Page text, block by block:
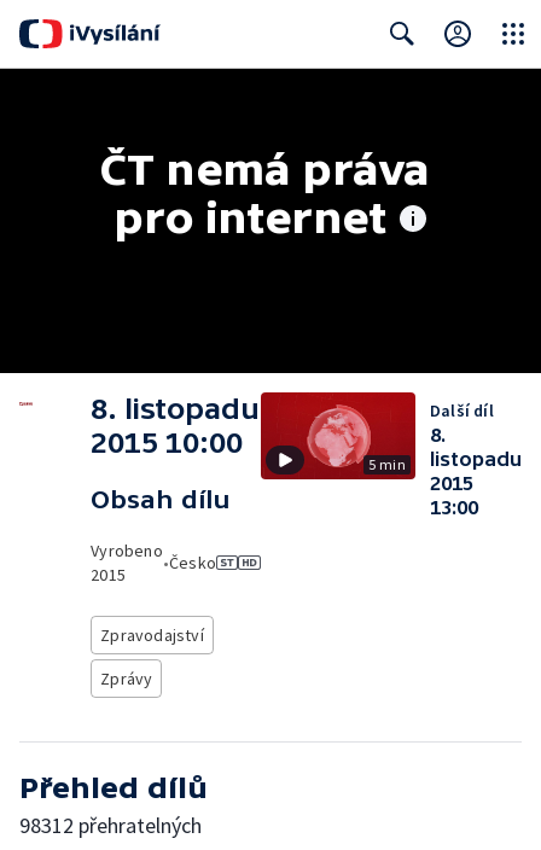
ČT nemá práva
pro internet
8. listopadu
2015 10:00
Obsah dílu
Vyrobeno
2015
•Česko
Zpravodajství
Zprávy
5 min
Další díl
8.
listopadu
2015
13:00
Přehled dílů
98312 přehratelných